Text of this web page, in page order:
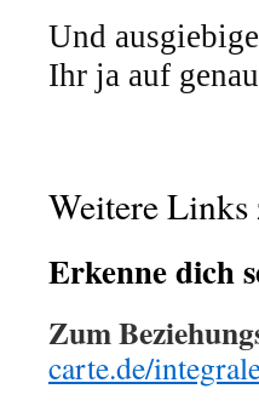
Und
Ihr ja auf
Weitere
Erkenne dich
Zum
carte.de/